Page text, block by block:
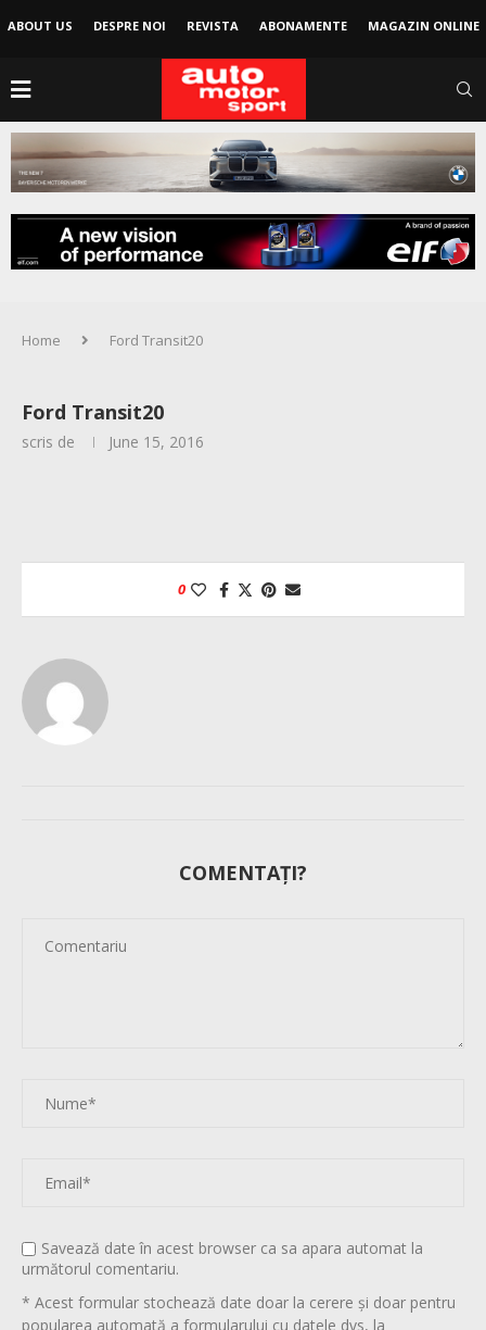
ABOUT US DESPRE NOI REVISTA ABONAMENTE MAGAZIN ONLINE
Home Ford Transit20
Ford Transit20
scris de June 15, 2016
0
COMENTAȚI?
Savează date în acest browser ca sa apara automat la
următorul comentariu.
* Acest formular stochează date doar la cerere și doar pentru
popularea automată a formularului cu datele dvs, la